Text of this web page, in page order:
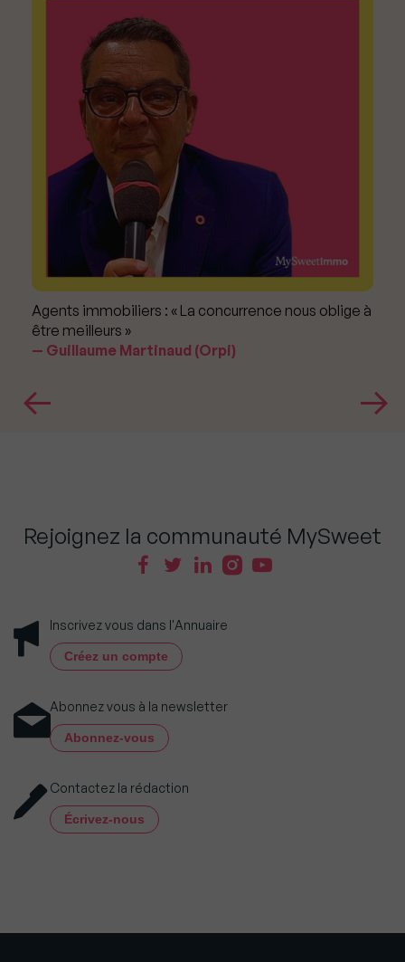
Agents immobiliers : « La concurrence nous oblige à
être meilleurs »
Guillaume Martinaud (Orpi)
Rejoignez la communauté MySweet
Inscrivez vous dans l'Annuaire
Créez un compte
Abonnez vous à la newsletter
Abonnez-vous
Contactez la rédaction
Écrivez-nous